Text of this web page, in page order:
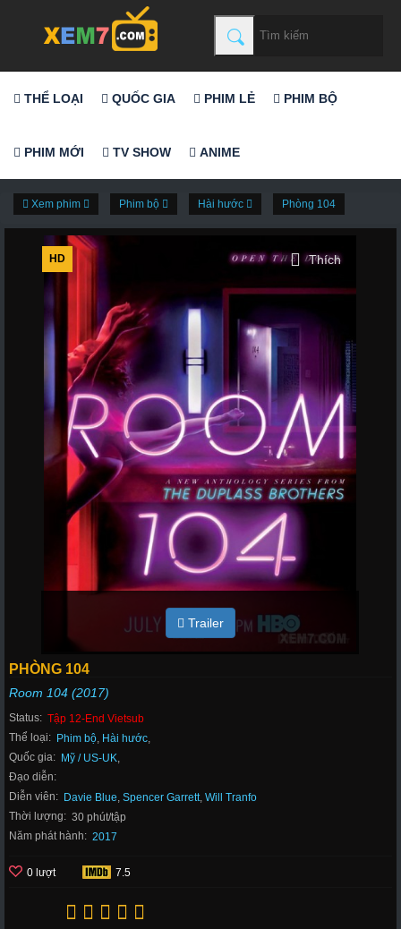
THỂ LOẠI QUỐC GIA PHIM LẺ PHIM BỘ
PHIM MỚI TV SHOW ANIME
Xem phim Phim bộ Hài hước Phòng 104
HD
Trailer
PHÒNG 104
Room 104 (2017)
Status: Tập 12-End Vietsub
Thể loại: Phim bộ, Hài hước,
Quốc gia: Mỹ / US-UK,
Đạo diễn:
Diễn viên: Davie Blue, Spencer Garrett, Will Tranfo
Thời lượng: 30 phút/tập
Năm phát hành: 2017
0 lượt 7.5